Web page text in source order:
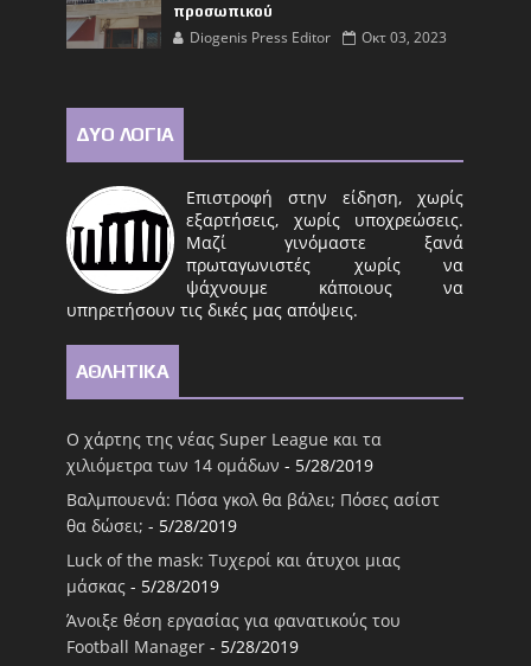
προσωπικού
Diogenis Press Editor Οκτ 03, 2023
ΔΥΟ ΛΟΓΙΑ
Επιστροφή στην είδηση, χωρίς
εξαρτήσεις, χωρίς υποχρεώσεις.
Μαζί γινόμαστε ξανά
πρωταγωνιστές χωρίς να
ψάχνουμε κάποιους να
υπηρετήσουν τις δικές μας απόψεις.
ΑΘΛΗΤΙΚΑ
Ο χάρτης της νέας Super League και τα
χιλιόμετρα των 14 ομάδων - 5/28/2019
Βαλμπουενά: Πόσα γκολ θα βάλει; Πόσες ασίστ
θα δώσει; - 5/28/2019
Luck of the mask: Τυχεροί και άτυχοι μιας
μάσκας - 5/28/2019
Άνοιξε θέση εργασίας για φανατικούς του
Football Μanager - 5/28/2019